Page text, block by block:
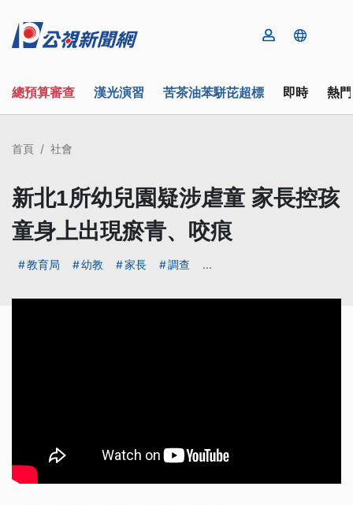
總預算審查 漢光演習 苦茶油苯駢芘超標 即時 熱
首頁 社會
新北1所幼兒園疑涉虐童 家長控孩
童身上出現瘀青、咬痕
教育局 幼教 家長 調查 ...